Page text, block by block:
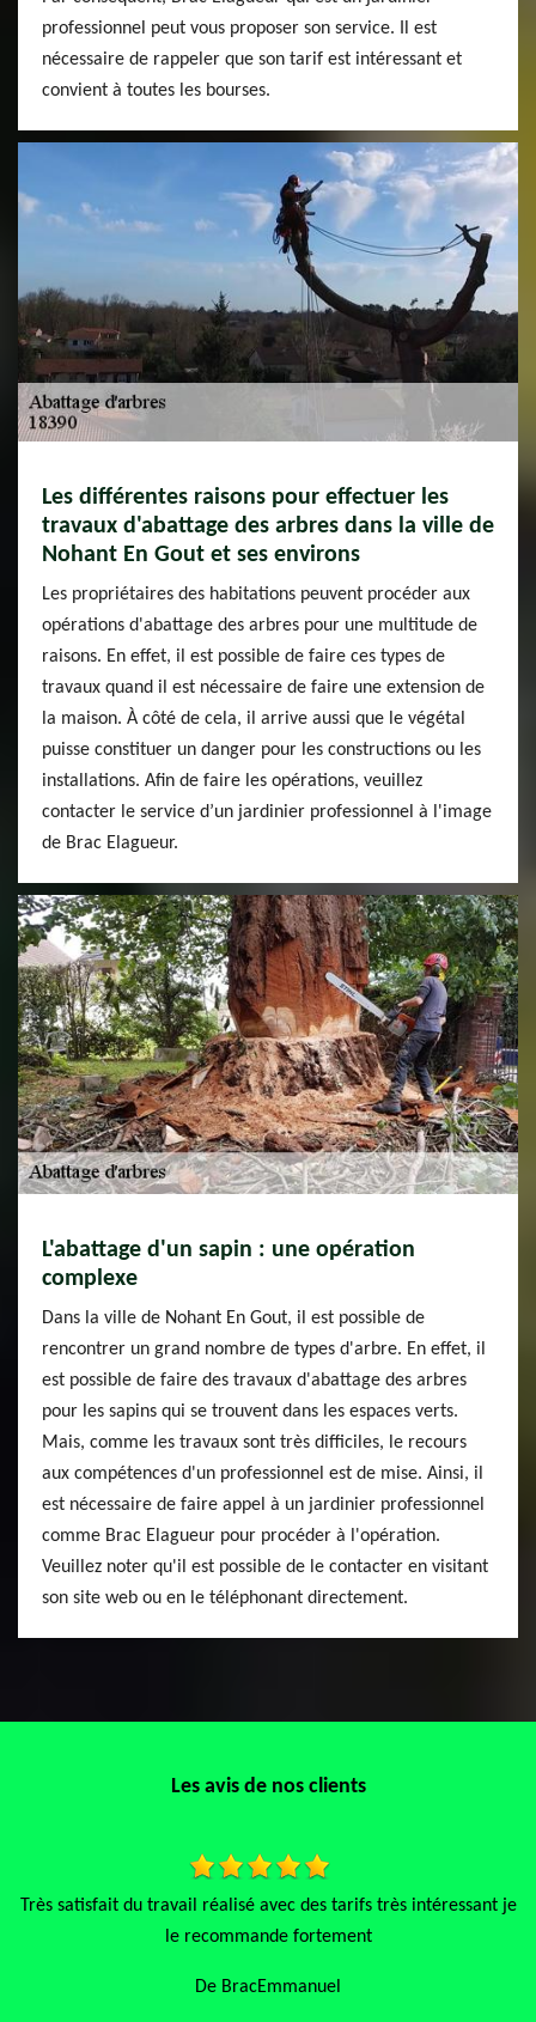
professionnel peut vous proposer son service. Il est
nécessaire de rappeler que son tarif est intéressant et
convient à toutes les bourses.
Les différentes raisons pour effectuer les
travaux d'abattage des arbres dans la ville de
Nohant En Gout et ses environs
Les propriétaires des habitations peuvent procéder aux
opérations d'abattage des arbres pour une multitude de
raisons. En effet, il est possible de faire ces types de
travaux quand il est nécessaire de faire une extension de
la maison. À côté de cela, il arrive aussi que le végétal
puisse constituer un danger pour les constructions ou les
installations. Afin de faire les opérations, veuillez
contacter le service d’un jardinier professionnel à l'image
de Brac Elagueur.
L'abattage d'un sapin : une opération
complexe
Dans la ville de Nohant En Gout, il est possible de
rencontrer un grand nombre de types d'arbre. En effet, il
est possible de faire des travaux d'abattage des arbres
pour les sapins qui se trouvent dans les espaces verts.
Mais, comme les travaux sont très difficiles, le recours
aux compétences d'un professionnel est de mise. Ainsi, il
est nécessaire de faire appel à un jardinier professionnel
comme Brac Elagueur pour procéder à l'opération.
Veuillez noter qu'il est possible de le contacter en visitant
son site web ou en le téléphonant directement.
Les avis de nos clients
je
Artisans, sérieux Travail soigné Je jrecommande
entreprise
De Français